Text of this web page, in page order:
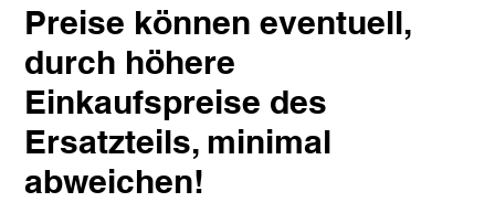
Preise können eventuell,
durch höhere
Einkaufspreise des
Ersatzteils, minimal
abweichen!